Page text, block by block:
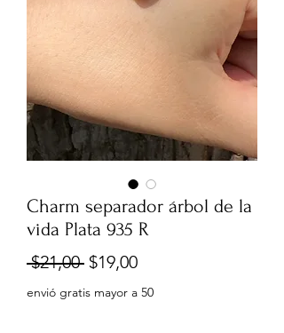
Charm separador árbol de la
vida Plata 935 R
$21,00 Precio
$19,00Precio
de
envió gratis mayor a 50